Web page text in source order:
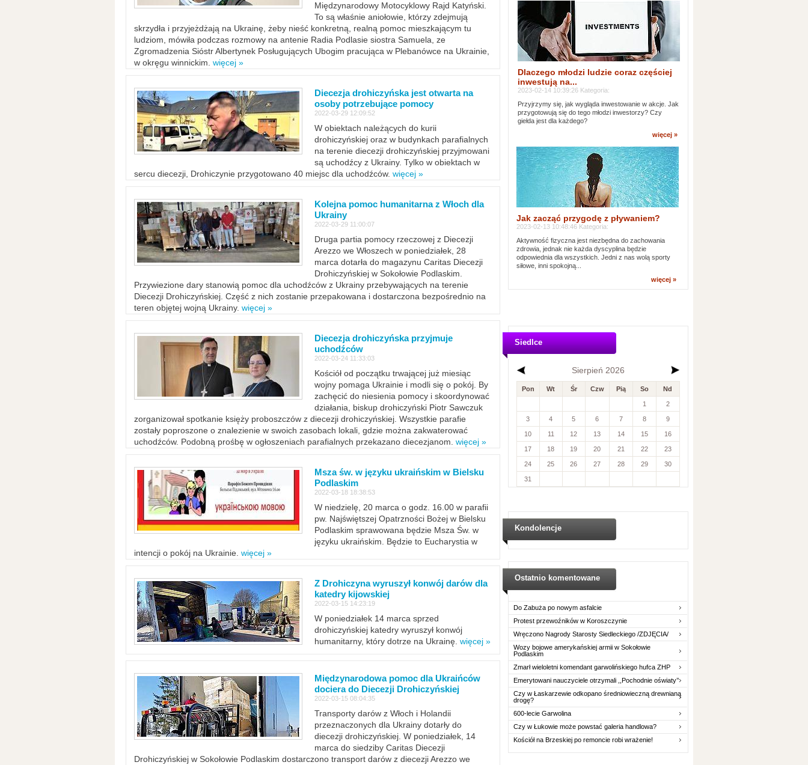
Międzynarodowy Motocyklowy Rajd Katyński.
To są właśnie aniołowie, którzy zdejmują
skrzydła i przyjeżdżają na Ukrainę, żeby nieść konkretną, realną pomoc mieszkającym tu
ludziom, mówiła podczas rozmowy na antenie Radia Podlasie siostra Samuela, ze
Zgromadzenia Sióstr Albertynek Posługujących Ubogim pracująca w Plebanówce na Ukrainie,
w okręgu winnickim. więcej »
Diecezja drohiczyńska jest otwarta na
osoby potrzebujące pomocy
2022-03-29 12:09:52
W obiektach należących do kurii
drohiczyńskiej oraz w budynkach parafialnych
na terenie diecezji drohiczyńskiej przyjmowani
są uchodźcy z Ukrainy. Tylko w obiektach w
sercu diecezji, Drohiczynie przygotowano 40 miejsc dla uchodźców. więcej »
Kolejna pomoc humanitarna z Włoch dla
Ukrainy
2022-03-29 11:00:07
Druga partia pomocy rzeczowej z Diecezji
Arezzo we Włoszech w poniedziałek, 28
marca dotarła do magazynu Caritas Diecezji
Drohiczyńskiej w Sokołowie Podlaskim.
Przywiezione dary stanowią pomoc dla uchodźców z Ukrainy przebywających na terenie
Diecezji Drohiczyńskiej. Część z nich zostanie przepakowana i dostarczona bezpośrednio na
teren objętej wojną Ukrainy. więcej »
Diecezja drohiczyńska przyjmuje
uchodźców
2022-03-24 11:33:03
Kościół od początku trwającej już miesiąc
wojny pomaga Ukrainie i modli się o pokój. By
zachęcić do niesienia pomocy i skoordynować
działania, biskup drohiczyński Piotr Sawczuk
zorganizował spotkanie księży proboszczów z diecezji drohiczyńskiej. Wszystkie parafie
zostały poproszone o znalezienie w swoich zasobach lokali, gdzie można zakwaterować
uchodźców. Podobną prośbę w ogłoszeniach parafialnych przekazano diecezjanom. więcej »
Msza św. w języku ukraińskim w Bielsku
Podlaskim
2022-03-18 18:38:53
W niedzielę, 20 marca o godz. 16.00 w parafii
pw. Najświętszej Opatrzności Bożej w Bielsku
Podlaskim sprawowana będzie Msza Św. w
języku ukraińskim. Będzie to Eucharystia w
intencji o pokój na Ukrainie. więcej »
Z Drohiczyna wyruszył konwój darów dla
katedry kijowskiej
2022-03-15 14:23:19
W poniedziałek 14 marca sprzed
drohiczyńskiej katedry wyruszył konwój
humanitarny, który dotrze na Ukrainę. więcej »
Międzynarodowa pomoc dla Ukraińców
dociera do Diecezji Drohiczyńskiej
2022-03-15 08:04:35
Transporty darów z Włoch i Holandii
przeznaczonych dla Ukrainy dotarły do
diecezji drohiczyńskiej. W poniedziałek, 14
marca do siedziby Caritas Diecezji
Drohiczyńskiej w Sokołowie Podlaskim dostarczono transport darów z diecezji Arezzo we
Dlaczego młodzi ludzie coraz częściej
inwestują na...
2023-02-14 10:39:26 Kategoria:
Przyjrzymy się, jak wygląda inwestowanie w akcje. Jak
przygotowują się do tego młodzi inwestorzy? Czy
giełda jest dla każdego?
więcej »
Jak zacząć przygodę z pływaniem?
2023-02-13 10:48:46 Kategoria:
Aktywność fizyczna jest niezbędna do zachowania
zdrowia, jednak nie każda dyscyplina będzie
odpowiednia dla wszystkich. Jedni z nas wolą sporty
siłowe, inni spokojną...
więcej »
Siedlce
Sierpień 2026
Pon Wt Śr Czw Pią So Nd
1 2
3 4 5 6 7 8 9
10 11 12 13 14 15 16
17 18 19 20 21 22 23
24 25 26 27 28 29 30
31
Kondolencje
Ostatnio komentowane
Do Zabuża po nowym asfalcie
Protest przewoźników w Koroszczynie
Wręczono Nagrody Starosty Siedleckiego /ZDJĘCIA/
Wozy bojowe amerykańskiej armii w Sokołowie
Podlaskim
Zmarł wieloletni komendant garwolińskiego hufca ZHP
Emerytowani nauczyciele otrzymali ,,Pochodnie oświaty’’
Czy w Łaskarzewie odkopano średniowieczną drewnianą
drogę?
600-lecie Garwolina
Czy w Łukowie może powstać galeria handlowa?
Kościół na Brzeskiej po remoncie robi wrażenie!